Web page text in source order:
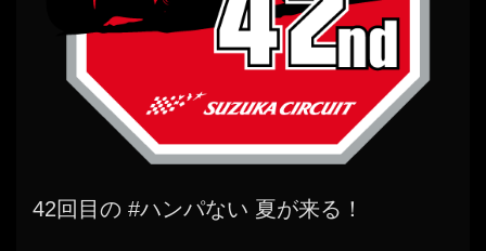
42回目の #ハンパない 夏が来る！